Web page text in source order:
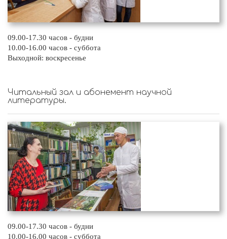
09.00-17.30 часов - будни
10.00-16.00 часов - суббота
Выходной: воскресенье
Читальный зал и абонемент научной
литературы.
09.00-17.30 часов - будни
10.00-16.00 часов - суббота